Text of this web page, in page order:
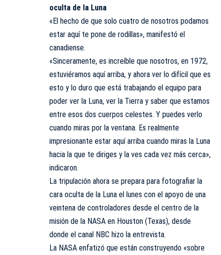
oculta de la Luna
«El hecho de que solo cuatro de nosotros podamos
estar aquí te pone de rodillas», manifestó el
canadiense.
«Sinceramente, es increíble que nosotros, en 1972,
estuviéramos aquí arriba, y ahora ver lo difícil que es
esto y lo duro que está trabajando el equipo para
poder ver la Luna, ver la Tierra y saber que estamos
entre esos dos cuerpos celestes. Y puedes verlo
cuando miras por la ventana. Es realmente
impresionante estar aquí arriba cuando miras la Luna
hacia la que te diriges y la ves cada vez más cerca»,
indicaron.
La tripulación ahora se prepara para fotografiar la
cara oculta de la Luna el lunes con el apoyo de una
veintena de controladores desde el centro de la
misión de la NASA en Houston (Texas), desde
donde el canal NBC hizo la entrevista.
La NASA enfatizó que están construyendo «sobre